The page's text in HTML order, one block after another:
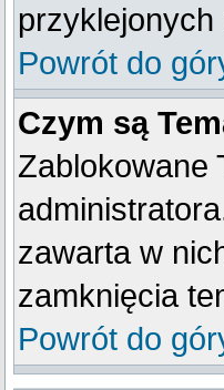
Powrót do
Czym są
Zablokowane
zawarta w
zamknięcia
Powrót do